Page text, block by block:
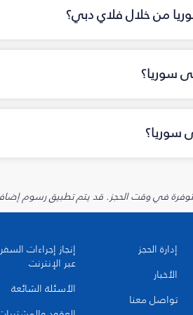
من خلال فلاي دبي؟
سوريا؟
سوريا؟
إدارة الحجز
الأخبار
تواصل معنا
إنجاز إجراءات السفر
عبر الإنترنت
الأسئلة الشائعة